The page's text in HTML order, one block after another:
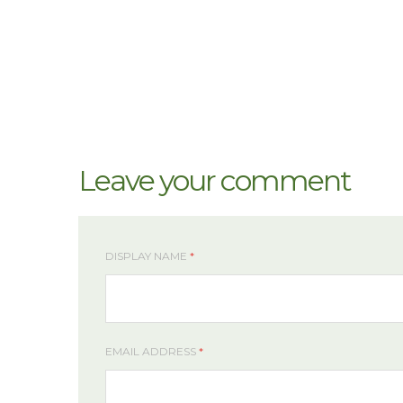
Leave your comment
DISPLAY NAME *
EMAIL ADDRESS *